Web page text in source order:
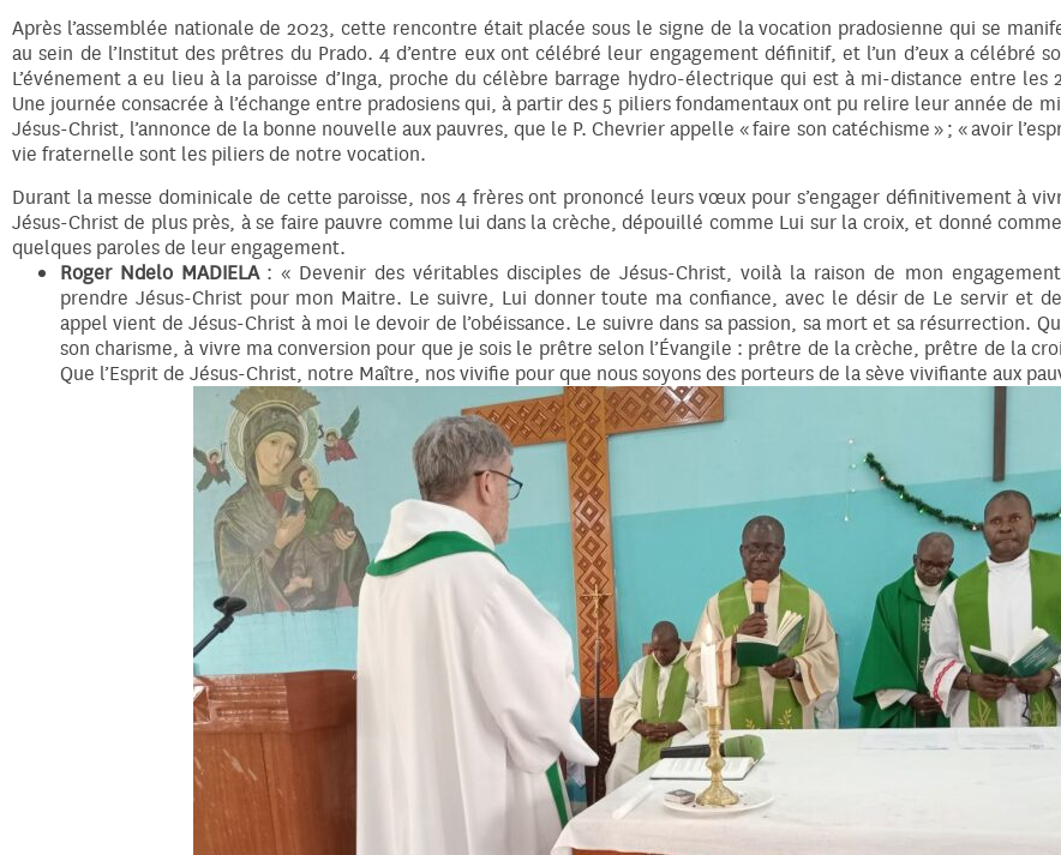
Après l’assemblée nationale de 2023, cette rencontre était placée sous le signe de la vocation pradosienne qui se
au sein de l’Institut des prêtres du Prado. 4 d’entre eux ont célébré leur engagement définitif, et l’un d’eux a célébré
L’événement a eu lieu à la paroisse d’Inga, proche du célèbre barrage hydro-électrique qui est à mi-distance entre les
Une journée consacrée à l’échange entre pradosiens qui, à partir des 5 piliers fondamentaux ont pu relire leur année de
Jésus-Christ, l’annonce de la bonne nouvelle aux pauvres, que le P. Chevrier appelle « faire son catéchisme » ; « avoir
vie fraternelle sont les piliers de notre vocation.
Durant la messe dominicale de cette paroisse, nos 4 frères ont prononcé leurs vœux pour s’engager définitivement à
Jésus-Christ de plus près, à se faire pauvre comme lui dans la crèche, dépouillé comme Lui sur la croix, et donné
quelques paroles de leur engagement.
Roger Ndelo MADIELA: « Devenir des véritables disciples de Jésus-Christ, voilà la raison de mon
prendre Jésus-Christ pour mon Maitre. Le suivre, Lui donner toute ma confiance, avec le désir de Le servir et
appel vient de Jésus-Christ à moi le devoir de l’obéissance. Le suivre dans sa passion, sa mort et sa résurrection.
son charisme, à vivre ma conversion pour que je sois le prêtre selon l’Évangile : prêtre de la crèche, prêtre de la
Que l’Esprit de Jésus-Christ, notre Maître, nos vivifie pour que nous soyons des porteurs de la sève vivifiante aux